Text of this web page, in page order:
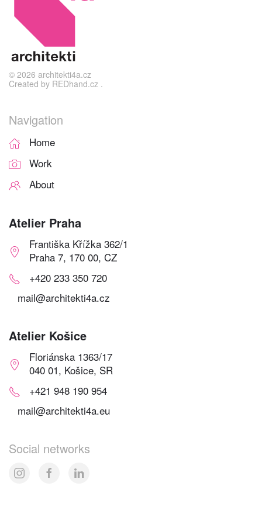
© 2026 architekti4a.cz
Created by REDhand.cz .
Navigation
Home
Work
About
Atelier Praha
Františka Křížka 362/1
Praha 7, 170 00, CZ
+420 233 350 720
mail@architekti4a.cz
Atelier Košice
Floriánska 1363/17
040 01, Košice, SR
+421 948 190 954
mail@architekti4a.eu
Social networks